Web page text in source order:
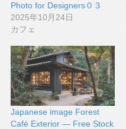
Photo for Designers０３
2025年10月24日
カフェ
Japanese image Forest
Café Exterior — Free Stock